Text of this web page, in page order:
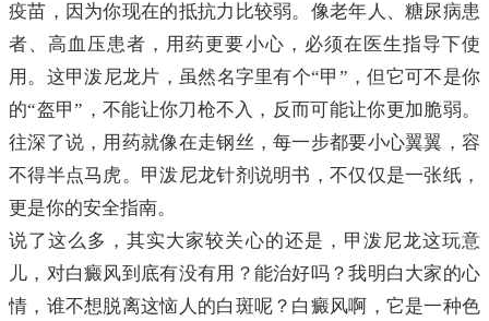
疫苗，因为你现在的抵抗力比较弱。像老年人、糖尿病患
者、高血压患者，用药更要小心，必须在医生指导下使
用。这甲泼尼龙片，虽然名字里有个“甲”，但它可不是你
的“盔甲”，不能让你刀枪不入，反而可能让你更加脆弱。
往深了说，用药就像在走钢丝，每一步都要小心翼翼，容
不得半点马虎。甲泼尼龙针剂说明书，不仅仅是一张纸，
更是你的安全指南。
说了这么多，其实大家较关心的还是，甲泼尼龙这玩意
儿，对白癜风到底有没有用？能治好吗？我明白大家的心
情，谁不想脱离这恼人的白斑呢？白癜风啊，它是一种色